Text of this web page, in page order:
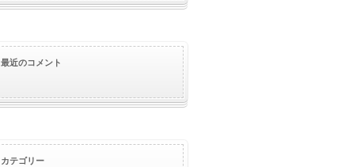
最近のコメント
カテゴリー